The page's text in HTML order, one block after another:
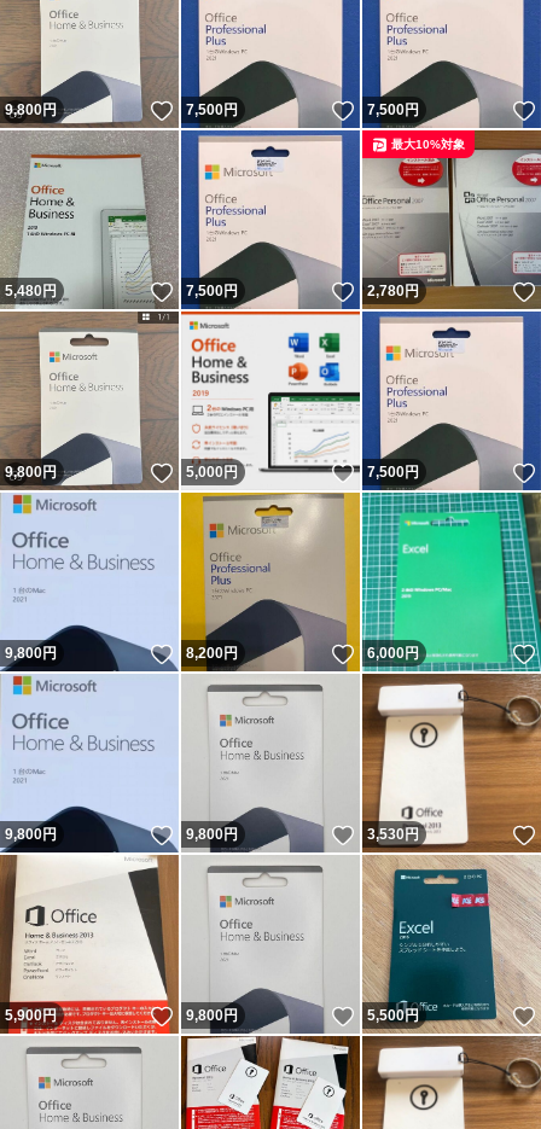
9,800円 いいね！
7,500円 いいね！
7,500円
5,480円 いいね！
7,500円 いいね！
2,780円
最大10%対象
9,800円 いいね！
5,000円 いいね！
7,500円
9,800円 いいね！
8,200円 いいね！
6,000円
9,800円 いいね！
9,800円 いいね！
3,530円
5,900円 いいね！
9,800円 いいね！
5,500円